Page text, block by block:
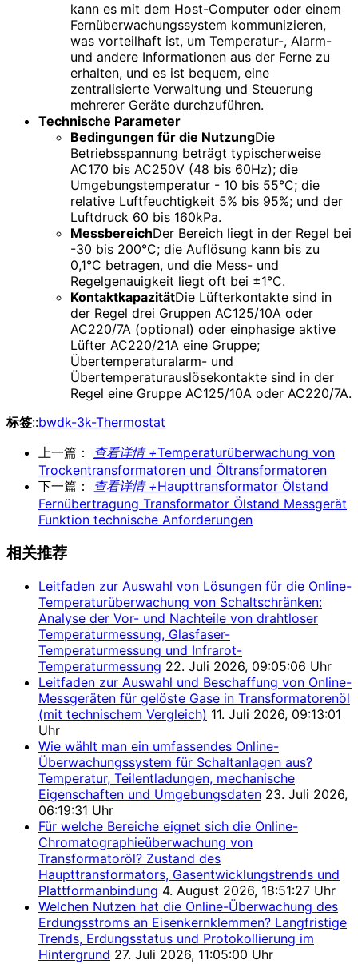
kann es mit dem Host-Computer oder einem
Fernüberwachungssystem kommunizieren,
was vorteilhaft ist, um Temperatur-, Alarm-
und andere Informationen aus der Ferne zu
erhalten, und es ist bequem, eine
zentralisierte Verwaltung und Steuerung
mehrerer Geräte durchzuführen.
Technische Parameter
Bedingungen für die NutzungDie
Betriebsspannung beträgt typischerweise
AC170 bis AC250V (48 bis 60Hz); die
Umgebungstemperatur - 10 bis 55°C; die
relative Luftfeuchtigkeit 5% bis 95%; und der
Luftdruck 60 bis 160kPa.
MessbereichDer Bereich liegt in der Regel bei
-30 bis 200°C; die Auflösung kann bis zu
0,1°C betragen, und die Mess- und
Regelgenauigkeit liegt oft bei ±1°C.
KontaktkapazitätDie Lüfterkontakte sind in
der Regel drei Gruppen AC125/10A oder
AC220/7A (optional) oder einphasige aktive
Lüfter AC220/21A eine Gruppe;
Übertemperaturalarm- und
Übertemperaturauslösekontakte sind in der
Regel eine Gruppe AC125/10A oder AC220/7A.
标签::bwdk-3k-Thermostat
上一篇：
查看详情 +Temperaturüberwachung von
Trockentransformatoren und Öltransformatoren
下一篇：
查看详情 +Haupttransformator Ölstand
Fernübertragung Transformator Ölstand Messgerät
Funktion technische Anforderungen
相关推荐
Leitfaden zur Auswahl von Lösungen für die Online-
Temperaturüberwachung von Schaltschränken:
Analyse der Vor- und Nachteile von drahtloser
Temperaturmessung, Glasfaser-
Temperaturmessung und Infrarot-
Temperaturmessung 22. Juli 2026, 09:05:06 Uhr
Leitfaden zur Auswahl und Beschaffung von Online-
Messgeräten für gelöste Gase in Transformatorenöl
(mit technischem Vergleich) 11. Juli 2026, 09:13:01
Uhr
Wie wählt man ein umfassendes Online-
Überwachungssystem für Schaltanlagen aus?
Temperatur, Teilentladungen, mechanische
Eigenschaften und Umgebungsdaten 23. Juli 2026,
06:19:31 Uhr
Für welche Bereiche eignet sich die Online-
Chromatographieüberwachung von
Transformatoröl? Zustand des
Haupttransformators, Gasentwicklungstrends und
Plattformanbindung 4. August 2026, 18:51:27 Uhr
Welchen Nutzen hat die Online-Überwachung des
Erdungsstroms an Eisenkernklemmen? Langfristige
Trends, Erdungsstatus und Protokollierung im
Hintergrund 27. Juli 2026, 11:05:00 Uhr